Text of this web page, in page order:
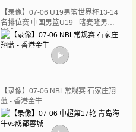
【录像】07-06 U19男篮世界杯13-14
名排位赛 中国男篮U19 - 喀麦隆男篮
U19
【录像】07-06 NBL常规赛 石家庄翔
蓝 - 香港金牛